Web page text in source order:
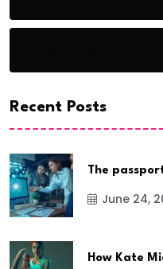
Recent Posts
The
June 24,
How Kate